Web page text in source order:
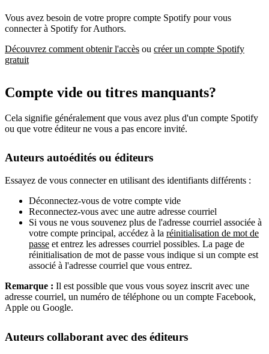
Vous avez besoin de votre propre compte Spotify pour vous
connecter à Spotify for Authors.
Découvrez comment obtenir l'accès ou créer un compte Spotify
gratuit
Compte vide ou titres manquants?
Cela signifie généralement que vous avez plus d'un compte Spotify
ou que votre éditeur ne vous a pas encore invité.
Auteurs autoédités ou éditeurs
Essayez de vous connecter en utilisant des identifiants différents :
Déconnectez-vous de votre compte vide
Reconnectez-vous avec une autre adresse courriel
Si vous ne vous souvenez plus de l'adresse courriel associée à
votre compte principal, accédez à la réinitialisation de mot de
passe et entrez les adresses courriel possibles. La page de
réinitialisation de mot de passe vous indique si un compte est
associé à l'adresse courriel que vous entrez.
Remarque : Il est possible que vous vous soyez inscrit avec une
adresse courriel, un numéro de téléphone ou un compte Facebook,
Apple ou Google.
Auteurs collaborant avec des éditeurs